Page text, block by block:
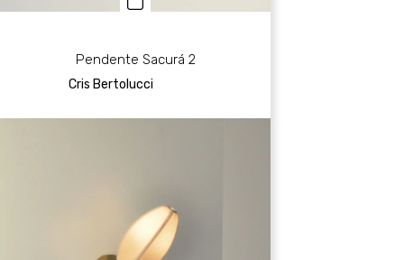
Pendente Sacurá 2
Cris Bertolucci